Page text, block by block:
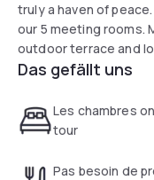
truly a haven of
our 5 meeting rooms.
outdoor terrace and
taste of sunny
Das gefällt uns
Les chambres
tour
Pas besoin de